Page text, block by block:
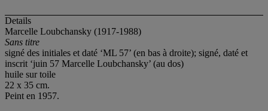
Details
Marcelle Loubchansky (1917-1988)
Sans titre
signé des initiales et daté ‘ML 57’ (en bas à droite); signé, daté et
inscrit ‘juin 57 Marcelle Loubchansky’ (au dos)
huile sur toile
22 x 35 cm.
Peint en 1957.